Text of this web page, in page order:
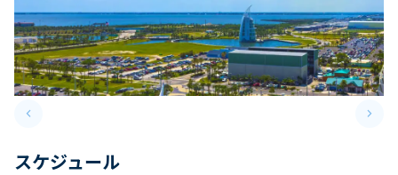
keyboard_arrow_leftPrevious slide keyboard_arrow_right
スケジュール